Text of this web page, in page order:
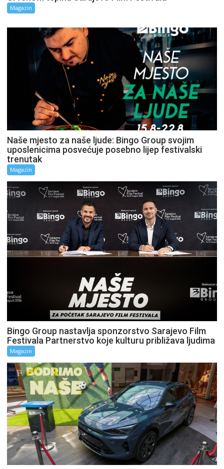
Magazin
Naše mjesto za naše ljude: Bingo Group svojim
uposlenicima posvećuje posebno lijep festivalski
trenutak
Magazin
Bingo Group nastavlja sponzorstvo Sarajevo Film
Festivala Partnerstvo koje kulturu približava ljudima
Magazin